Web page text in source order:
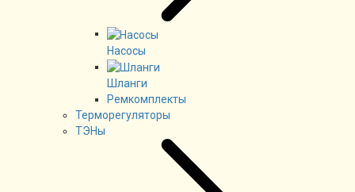
Насосы
Шланги
Ремкомплекты
Терморегуляторы
ТЭНы